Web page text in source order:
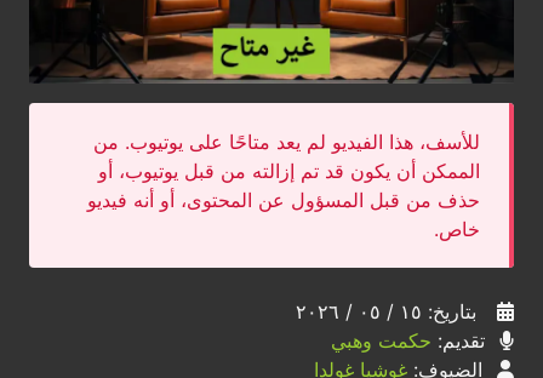
للأسف، هذا الفيديو لم يعد متاحًا على يوتيوب. من
الممكن أن يكون قد تم إزالته من قبل يوتيوب، أو
حذف من قبل المسؤول عن المحتوى، أو أنه فيديو
خاص.
بتاريخ: ١٥ / ٠٥ / ٢٠٢٦
تقديم: حكمت وهبي
الضيوف: غوشيا غولدا